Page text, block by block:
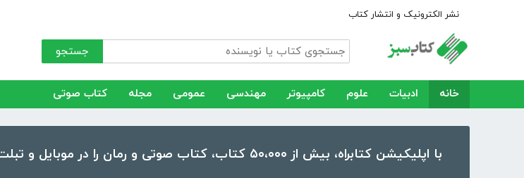
نشر الکترونیک و انتشار کتاب
جستجو
خانه ادبیات علوم کامپیوتر مهندسی عمومی مجله کتاب صوتی
با اپلیکیشن کتابراه، بیش از ۵۰،۰۰۰ کتاب، کتاب صوتی و رمان را در موبایل و تبلت خود داشته باشید!